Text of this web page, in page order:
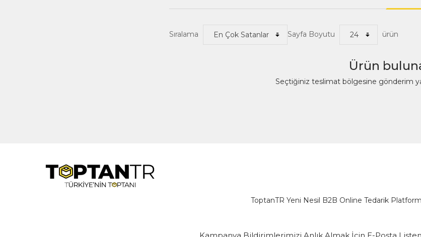
Sıralama Sayfa Boyutu ürün
Ürün
Seçtiğiniz teslimat bölgesine gönderim
ToptanTR Yeni Nesil B2B Online Tedarik